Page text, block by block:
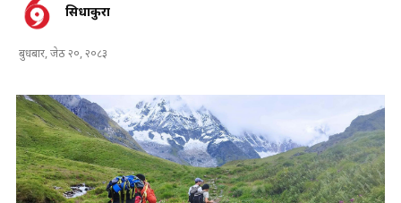
सिधाकुरा
बुधबार, जेठ २०, २०८३